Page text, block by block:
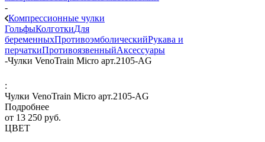
-
Компрессионные чулки
ГольфыКолготкиДля
беременныхПротивоэмболическийРукава и
перчаткиПротивоязвенныйАксессуары
-Чулки VenoTrain Micro арт.2105-AG
:
Чулки VenoTrain Micro арт.2105-AG
Подробнее
от 13 250 руб.
ЦВЕТ